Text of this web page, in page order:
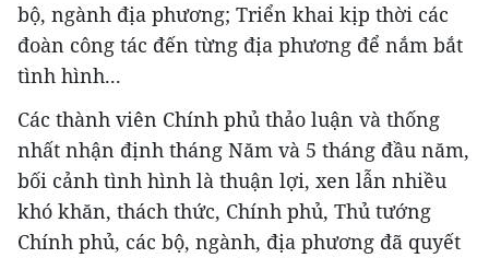
bộ, ngành địa phương; Triển khai kịp thời các
đoàn công tác đến từng địa phương để nắm bắt
tình hình...
Các thành viên Chính phủ thảo luận và thống
nhất nhận định tháng Năm và 5 tháng đầu năm,
bối cảnh tình hình là thuận lợi, xen lẫn nhiều
khó khăn, thách thức, Chính phủ, Thủ tướng
Chính phủ, các bộ, ngành, địa phương đã quyết